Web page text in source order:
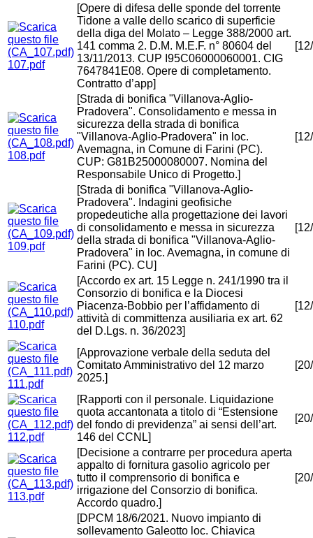
107.pdf
[Opere di difesa delle sponde del torrente
Tidone a valle dello scarico di superficie
della diga del Molato – Legge 388/2000 art.
141 comma 2. D.M. M.E.F. n° 80604 del
13/11/2013. CUP I95C06000060001. CIG
7647841E08. Opere di completamento.
Contratto d’app]
108.pdf
[Strada di bonifica "Villanova-Aglio-
Pradovera". Consolidamento e messa in
sicurezza della strada di bonifica
"Villanova-Aglio-Pradovera" in loc.
Avemagna, in Comune di Farini (PC).
CUP: G81B25000080007. Nomina del
Responsabile Unico di Progetto.]
109.pdf
[Strada di bonifica "Villanova-Aglio-
Pradovera". Indagini geofisiche
propedeutiche alla progettazione dei lavori
di consolidamento e messa in sicurezza
della strada di bonifica "Villanova-Aglio-
Pradovera" in loc. Avemagna, in comune di
Farini (PC). CU]
110.pdf
[Accordo ex art. 15 Legge n. 241/1990 tra il
Consorzio di bonifica e la Diocesi
Piacenza-Bobbio per l’affidamento di
attività di committenza ausiliaria ex art. 62
del D.Lgs. n. 36/2023]
111.pdf
[Approvazione verbale della seduta del
Comitato Amministrativo del 12 marzo
2025.]
112.pdf
[Rapporti con il personale. Liquidazione
quota accantonata a titolo di “Estensione
del fondo di previdenza” ai sensi dell’art.
146 del CCNL]
113.pdf
[Decisione a contrarre per procedura aperta
appalto di fornitura gasolio agricolo per
tutto il comprensorio di bonifica e
irrigazione del Consorzio di bonifica.
Accordo quadro.]
[DPCM 18/6/2021. Nuovo impianto di
sollevamento Galeotto loc. Chiavica